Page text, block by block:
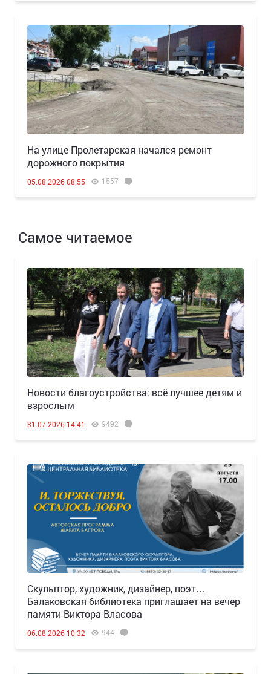
На улице Пролетарская начался ремонт
дорожного покрытия
05.08.2026 08:55 1557
Самое читаемое
Новости благоустройства: всё лучшее детям и
взрослым
31.07.2026 14:41 9492
Скульптор, художник, дизайнер, поэт…
Балаковская библиотека приглашает на вечер
памяти Виктора Власова
06.08.2026 10:32 944